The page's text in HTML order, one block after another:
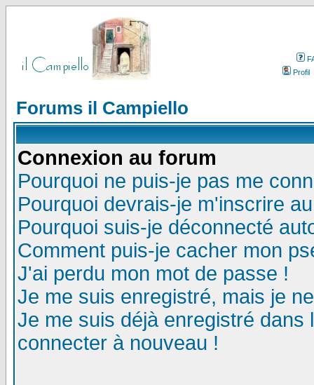
Profil
Forums il Campiello
Connexion au forum
Pourquoi ne puis-je pas me
Pourquoi devrais-je m'inscrire
Pourquoi suis-je déconnecté
Comment puis-je cacher mon
J'ai perdu mon mot de passe !
Je me suis enregistré, mais je
Je me suis déjà enregistré
connecter à nouveau !